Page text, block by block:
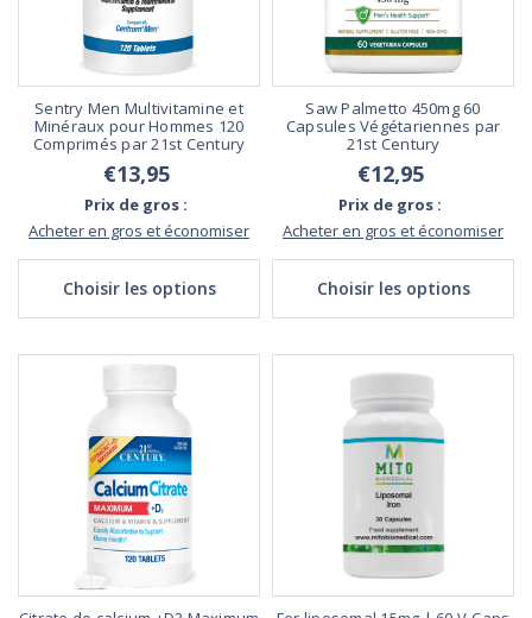
Sentry Men Multivitamine et
Minéraux pour Hommes 120
Comprimés par 21st Century
€13,95
Prix de gros :
Acheter en gros et économiser
Choisir les options
Saw Palmetto 450mg 60
Capsules Végétariennes par
21st Century
€12,95
Prix de gros :
Acheter en gros et économiser
Choisir les options